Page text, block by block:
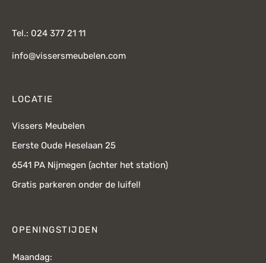
Tel.: 024 377 21 11
info@vissersmeubelen.com
LOCATIE
Vissers Meubelen
Eerste Oude Heselaan 25
6541 PA Nijmegen (achter het station)
Gratis parkeren onder de luifel!
OPENINGSTIJDEN
Maandag: